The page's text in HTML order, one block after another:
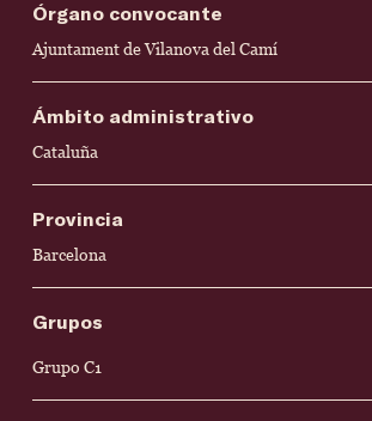
Órgano convocante
Ajuntament de Vilanova del Camí
Ámbito administrativo
Cataluña
Provincia
Barcelona
Grupos
Grupo C1